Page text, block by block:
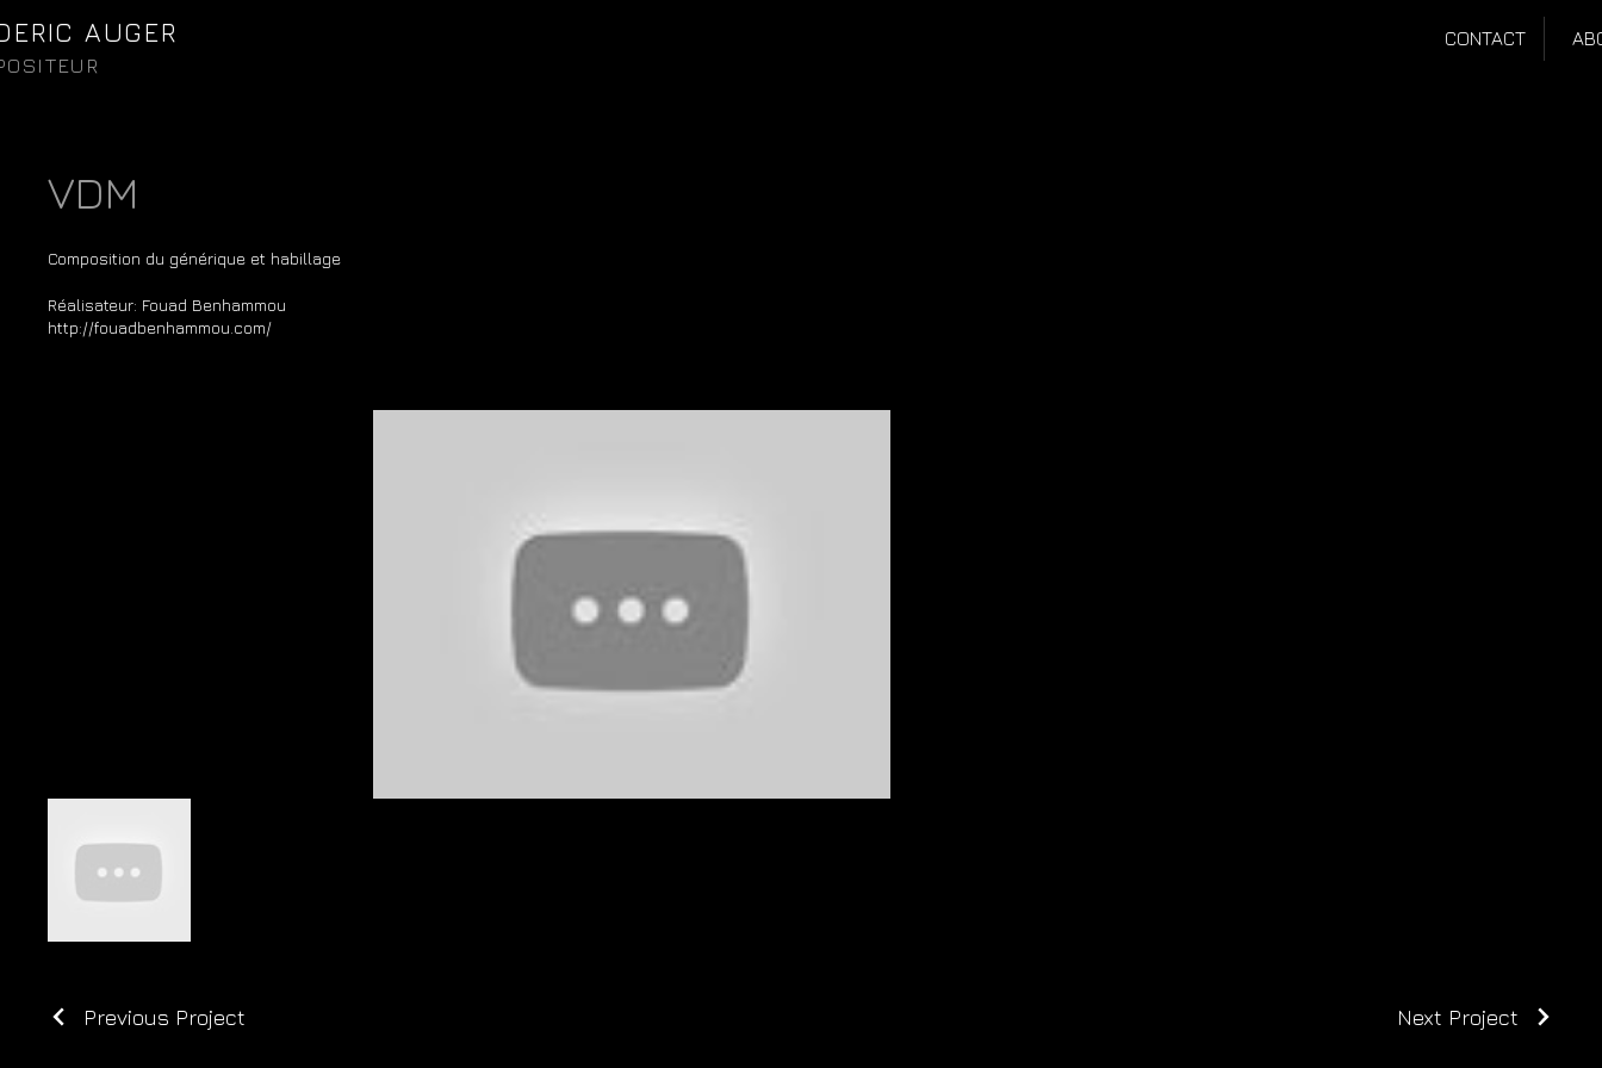
AUGER CONTACT
VDM
Composition du générique et habillage
Réalisateur: Fouad Benhammou
http://fouadbenhammou.com/
Previous Project Next Project